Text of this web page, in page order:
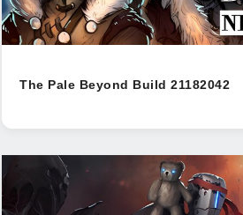
The Pale Beyond Build 21182042